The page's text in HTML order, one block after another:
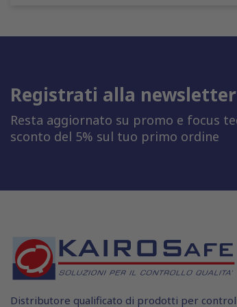
Registrati alla newsletter
Resta aggiornato su promo e focus
sconto del 5% sul tuo primo ordine
Distributore qualificato di prodotti per